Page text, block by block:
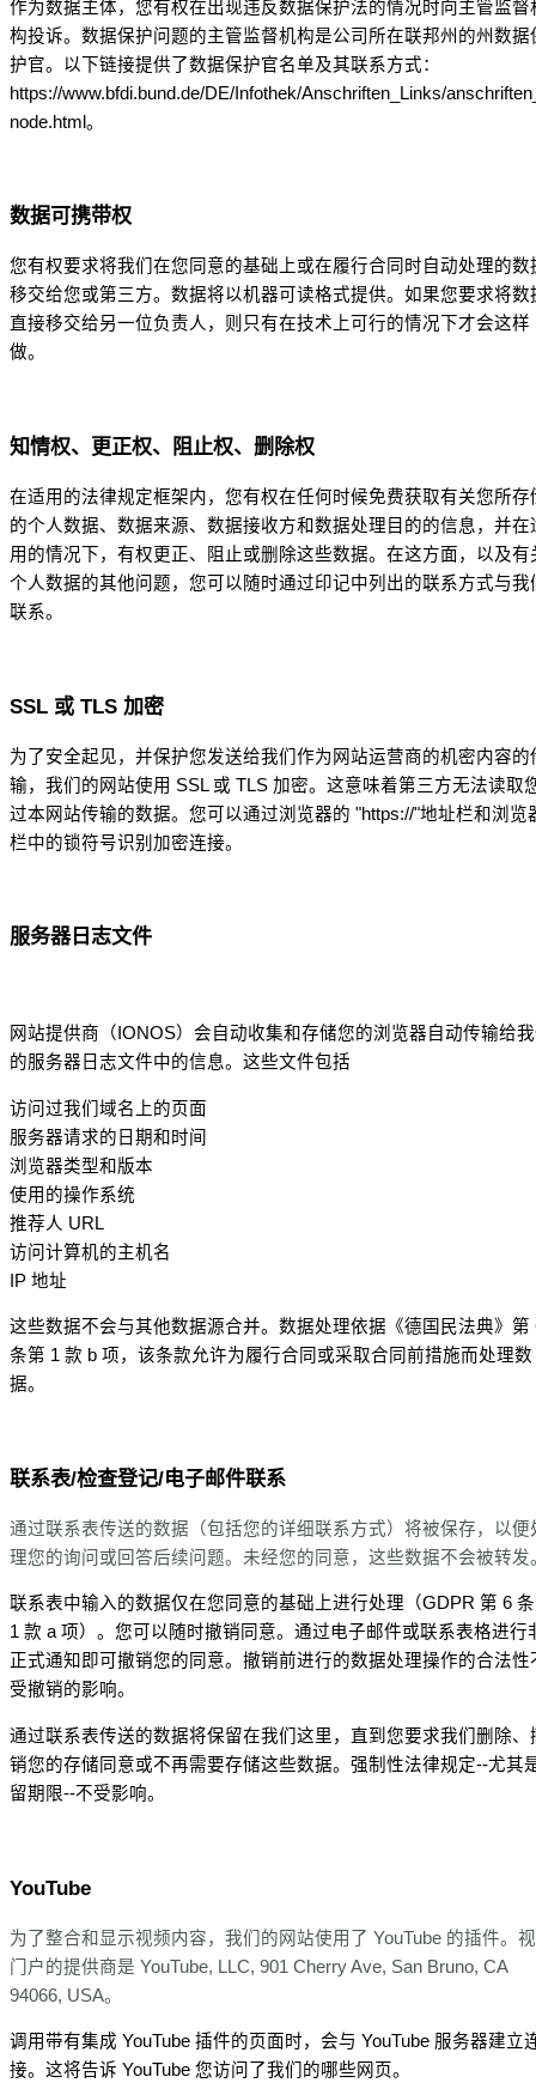
作为数据主体，您有权在出现违反数据保护法的情况时向主管监督
构投诉。数据保护问题的主管监督机构是公司所在联邦州的州数据
护官。以下链接提供了数据保护官名单及其联系方式：
https://www.bfdi.bund.de/DE/Infothek/Anschriften_Links/
node.html。
数据可携带权
您有权要求将我们在您同意的基础上或在履行合同时自动处理的数
移交给您或第三方。数据将以机器可读格式提供。如果您要求将数
直接移交给另一位负责人，则只有在技术上可行的情况下才会这样
做。
知情权、更正权、阻止权、删除权
在适用的法律规定框架内，您有权在任何时候免费获取有关您所存
的个人数据、数据来源、数据接收方和数据处理目的的信息，并在
用的情况下，有权更正、阻止或删除这些数据。在这方面，以及有
个人数据的其他问题，您可以随时通过印记中列出的联系方式与我
联系。
SSL 或 TLS 加密
为了安全起见，并保护您发送给我们作为网站运营商的机密内容的
输，我们的网站使用 SSL 或 TLS 加密。这意味着第三方无法读取
过本网站传输的数据。您可以通过浏览器的 "https://"地址栏和浏览
栏中的锁符号识别加密连接。
服务器日志文件
网站提供商（IONOS）会自动收集和存储您的浏览器自动传输给
的服务器日志文件中的信息。这些文件包括
访问过我们域名上的页面
服务器请求的日期和时间
浏览器类型和版本
使用的操作系统
推荐人 URL
访问计算机的主机名
IP 地址
这些数据不会与其他数据源合并。数据处理依据《德国民法典》第
条第 1 款 b 项，该条款允许为履行合同或采取合同前措施而处理数
据。
联系表/检查登记/电子邮件联系
通过联系表传送的数据（包括您的详细联系方式）将被保存，以便
理您的询问或回答后续问题。未经您的同意，这些数据不会被转发
联系表中输入的数据仅在您同意的基础上进行处理（GDPR 第 6
1 款 a 项）。您可以随时撤销同意。通过电子邮件或联系表格进行
正式通知即可撤销您的同意。撤销前进行的数据处理操作的合法性
受撤销的影响。
通过联系表传送的数据将保留在我们这里，直到您要求我们删除、
销您的存储同意或不再需要存储这些数据。强制性法律规定--尤其
留期限--不受影响。
YouTube
为了整合和显示视频内容，我们的网站使用了 YouTube 的插件。
门户的提供商是 YouTube, LLC, 901 Cherry Ave, San Bruno, CA
94066, USA。
调用带有集成 YouTube 插件的页面时，会与 YouTube 服务器建立
接。这将告诉 YouTube 您访问了我们的哪些网页。